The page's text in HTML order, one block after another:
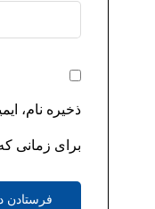
ذخیره نام،
برای زمانی